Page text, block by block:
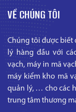
VỀ CHÚNG TÔI
Chúng tôi được biết
lý hàng đầu với
vạch, máy in mã
máy kiểm kho mã
quản lý, … cho các
trung tâm thương